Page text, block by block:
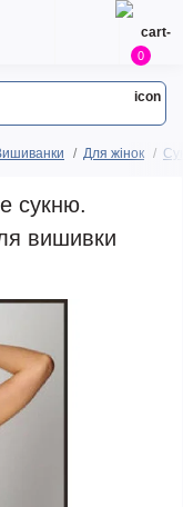
0
Для жінок
сукню.
вишивки